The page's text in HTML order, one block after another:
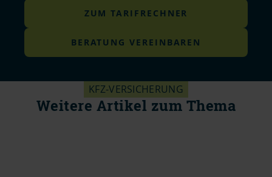
ZUM TARIFRECHNER
BERATUNG VEREINBAREN
KFZ-VERSICHERUNG
Weitere Artikel zum Thema